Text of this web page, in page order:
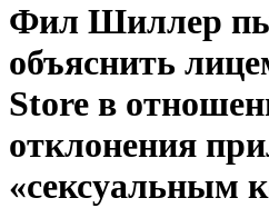
Фил Шиллер
объяснить
Store в
отклонения
«сексуальным